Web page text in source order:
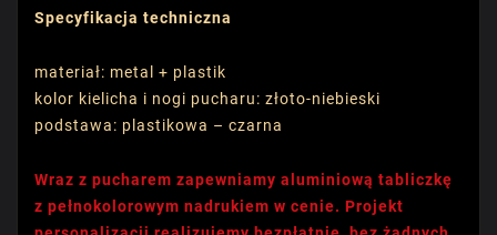
Specyfikacja techniczna
materiał: metal + plastik
kolor kielicha i nogi pucharu: złoto-niebieski
podstawa: plastikowa – czarna
Wraz z pucharem zapewniamy aluminiową tabliczkę
z pełnokolorowym nadrukiem w cenie. Projekt